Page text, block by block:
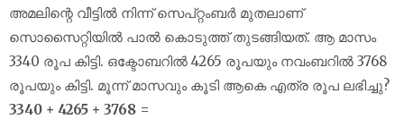
അമലിന്റെ വീട്ടിൽ നിന്ന് സെപ്റ്റംബർ മുതലാണ്
സൊസൈറ്റിയിൽ പാൽ കൊടുത്ത് തുടങ്ങിയത്. ആ മാസം
3340 രൂപ കിട്ടി. ഒക്ടോബറിൽ 4265 രൂപയും നവംബറിൽ 3768
രൂപയും കിട്ടി. മൂന്ന് മാസവും കൂടി ആകെ എത്ര രൂപ ലഭിച്ചു?
3340 + 4265 + 3768 =